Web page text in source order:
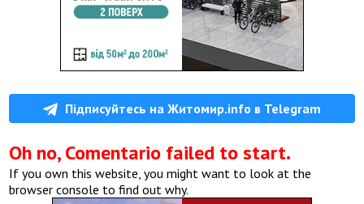
Підписуйтесь на Житомир.info в Telegram
Oh no, Comentario failed to start.
If you own this website, you might want to look at the
browser console to find out why.